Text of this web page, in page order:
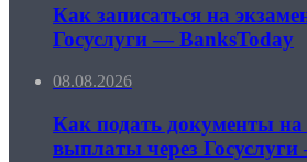
Как записаться на
Госуслуги — BanksToday
08.08.2026
Как подать документы
выплаты через